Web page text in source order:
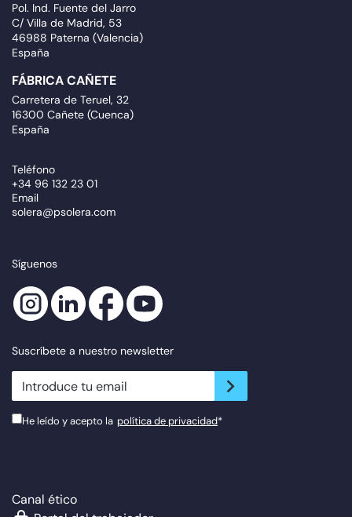
Pol. Ind. Fuente del Jarro
C/ Villa de Madrid, 53
46988 Paterna (Valencia)
España
FÁBRICA CAÑETE
Carretera de Teruel, 32
16300 Cañete (Cuenca)
España
Teléfono
+34 96 132 23 01
Email
solera@psolera.com
Síguenos
Suscríbete a nuestro newsletter
newsletter.suscribe
He leído y acepto la política de privacidad*
Canal ético